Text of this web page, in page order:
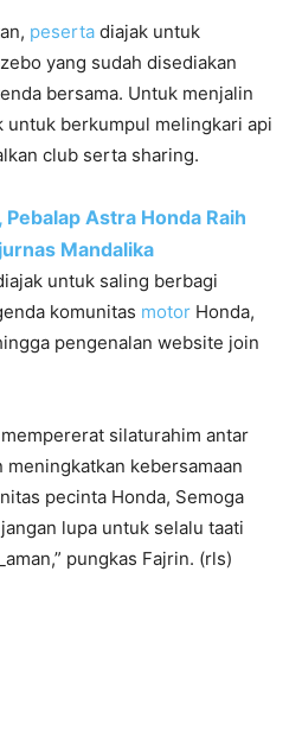
peserta diajak untuk
yang sudah disediakan
bersama. Untuk menjalin
untuk berkumpul melingkari api
club serta sharing.
Pebalap Astra Honda Raih
Mandalika
untuk saling berbagi
komunitas motor Honda,
pengenalan website join
silaturahim antar
kebersamaan
pecinta Honda, Semoga
lupa untuk selalu taati
pungkas Fajrin. (rls)